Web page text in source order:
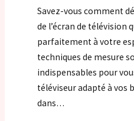
Savez-vous comment
de l’écran de télévision
parfaitement à votre
techniques de mesure
indispensables pour
téléviseur adapté à vos
dans…